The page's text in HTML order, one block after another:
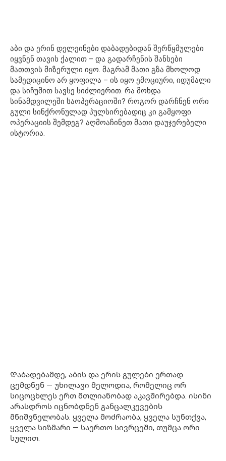
აბი და ერინ დელეინები დაბადებიდან შერწყმულები
იყვნენ თავის ქალით – და გადარჩენის შანსები
მათთვის მიზერული იყო. მაგრამ მათი გზა მხოლოდ
სამედიცინო არ ყოფილა – ის იყო ემოციური, იდუმალი
და სიჩუმით სავსე სიძლიერით. რა მოხდა
სინამდვილეში საოპერაციოში? როგორ დარჩნენ ორი
გული სინქრონულად პულსირებადიც კი გამყოფი
ოპერაციის შემდეგ? აღმოაჩინეთ მათი დაუჯერებელი
ისტორია.
Დაბადებამდე, აბის და ერის გულები ერთად
ცემდნენ — უხილავი მელოდია, რომელიც ორ
სიცოცხლეს ერთ მთლიანობად აკავშირებდა. ისინი
არასდროს იცნობდნენ განცალკევების
მნიშვნელობას. ყველა მოძრაობა, ყველა სუნთქვა,
ყველა სიზმარი — საერთო სივრცეში, თუმცა ორი
სულით.